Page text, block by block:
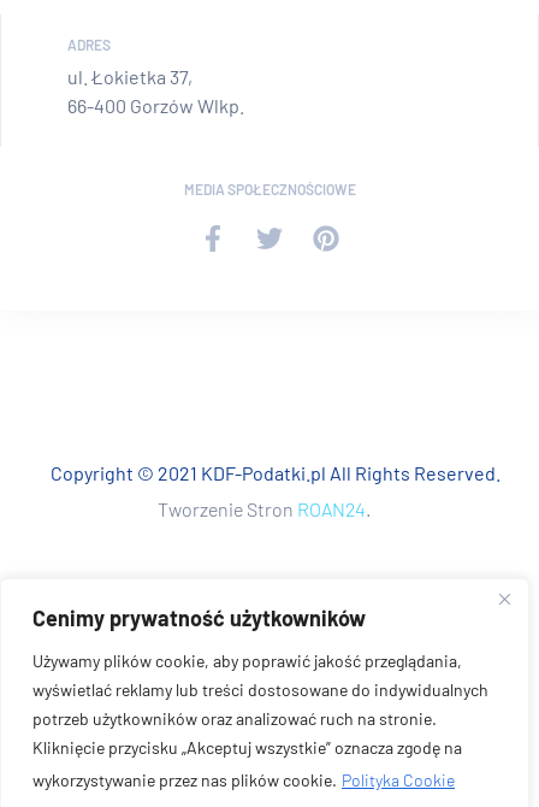
Cenimy prywatność użytkowników
Używamy plików cookie, aby poprawić jakość przeglądania,
wyświetlać reklamy lub treści dostosowane do indywidualnych
potrzeb użytkowników oraz analizować ruch na stronie.
Kliknięcie przycisku „Akceptuj wszystkie” oznacza zgodę na
wykorzystywanie przez nas plików cookie. Polityka Cookie
ADRES
ul. Łokietka 37,
66-400 Gorzów Wlkp.
MEDIA SPOŁECZNOŚCIOWE
Copyright © 2021 KDF-Podatki.pl All Rights Reserved.
Tworzenie Stron ROAN24.